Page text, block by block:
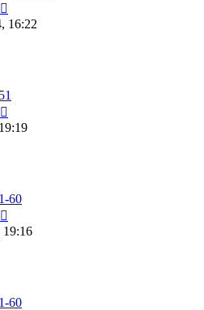
Beitrag
16:22
Beitrag
60
Beitrag
19:16
60